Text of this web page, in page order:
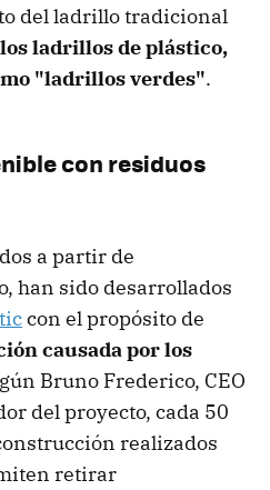
del ladrillo tradicional
los ladrillos de plástico,
"ladrillos verdes".
con residuos
a partir de
han sido desarrollados
con el propósito de
causada por los
Bruno Frederico, CEO
del proyecto, cada 50
realizados
retirar